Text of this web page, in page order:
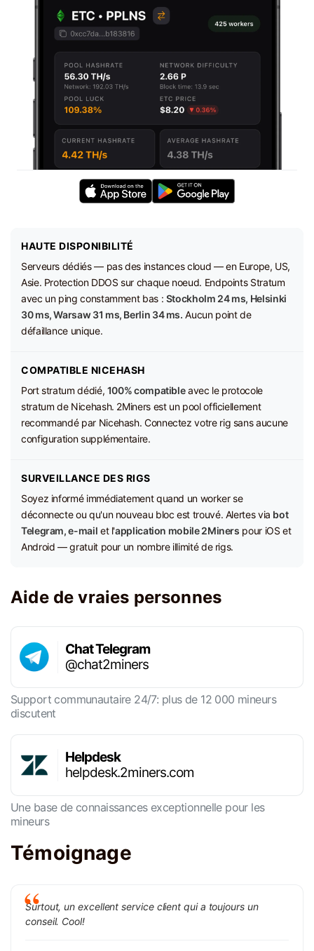
HAUTE DISPONIBILITÉ
Serveurs dédiés — pas des instances cloud — en Europe, US,
Asie. Protection DDOS sur chaque noeud. Endpoints Stratum
avec un ping constamment bas : Stockholm 24 ms, Helsinki
30 ms, Warsaw 31 ms, Berlin 34 ms. Aucun point de
défaillance unique.
COMPATIBLE NICEHASH
Port stratum dédié, 100% compatibleavec le protocole
stratum de Nicehash. 2Miners est un pool officiellement
recommandé par Nicehash. Connectez votre rig sans aucune
configuration supplémentaire.
SURVEILLANCE DES RIGS
Soyez informé immédiatement quand un worker se
déconnecte ou qu'un nouveau bloc est trouvé. Alertes via bot
Telegram, e-mail et l'application mobile 2Miners pour iOS et
Android — gratuit pour un nombre illimité de rigs.
Aide de vraies personnes
Chat Telegram
@chat2miners
Support communautaire 24/7: plus de 12 000 mineurs
discutent
Helpdesk
helpdesk.2miners.com
Une base de connaissances exceptionnelle pour les
mineurs
Témoignage
Surtout, un excellent service client qui a toujours un
conseil. Cool!